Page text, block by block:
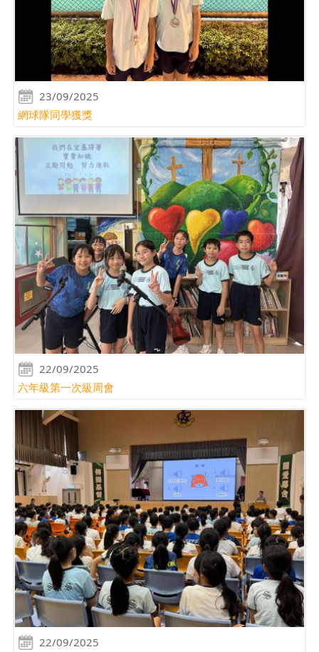
23/09/2025
網球隊同學獲獎
22/09/2025
六年級第一次級周會
22/09/2025